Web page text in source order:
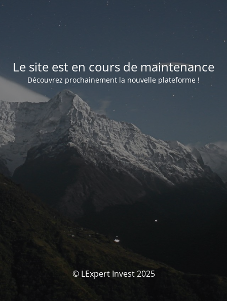
Le site est en cours de maintenance
Découvrez prochainement la nouvelle plateforme !
© LExpert Invest 2025